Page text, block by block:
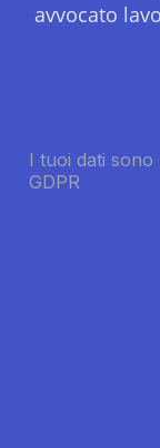
avvocato